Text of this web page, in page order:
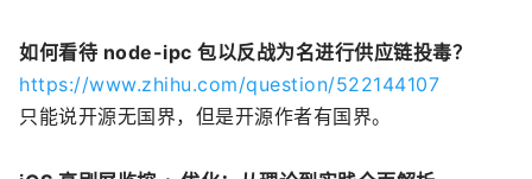
如何看待 node-ipc 包以反战为名进行供应链投毒？
https://www.zhihu.com/question/522144107
只能说开源无国界，但是开源作者有国界。